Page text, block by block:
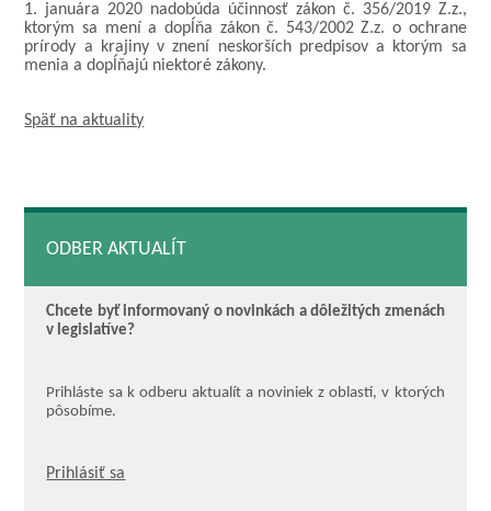
1. januára 2020 nadobúda účinnosť zákon č. 356/2019 Z.z.,
ktorým sa mení a dopĺňa zákon č. 543/2002 Z.z. o ochrane
prírody a krajiny v znení neskorších predpisov a ktorým sa
menia a dopĺňajú niektoré zákony.
Späť na aktuality
ODBER AKTUALÍT
Chcete byť informovaný o novinkách a dôležitých zmenách
v legislatíve?
Prihláste sa k odberu aktualít a noviniek z oblastí, v ktorých
pôsobíme.
Prihlásiť sa